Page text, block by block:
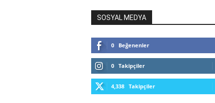
SOSYAL MEDYA
0 Beğenenler
0 Takipçiler
4,338 Takipçiler